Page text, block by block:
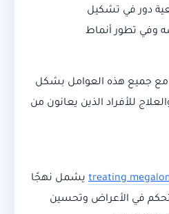
دور في تشكيل
وفي تطور أنماط
مع جميع هذه العوامل بشكل
للأفراد الذين يعانون من
treating يشمل نهجًا
في الأعراض وتحسين